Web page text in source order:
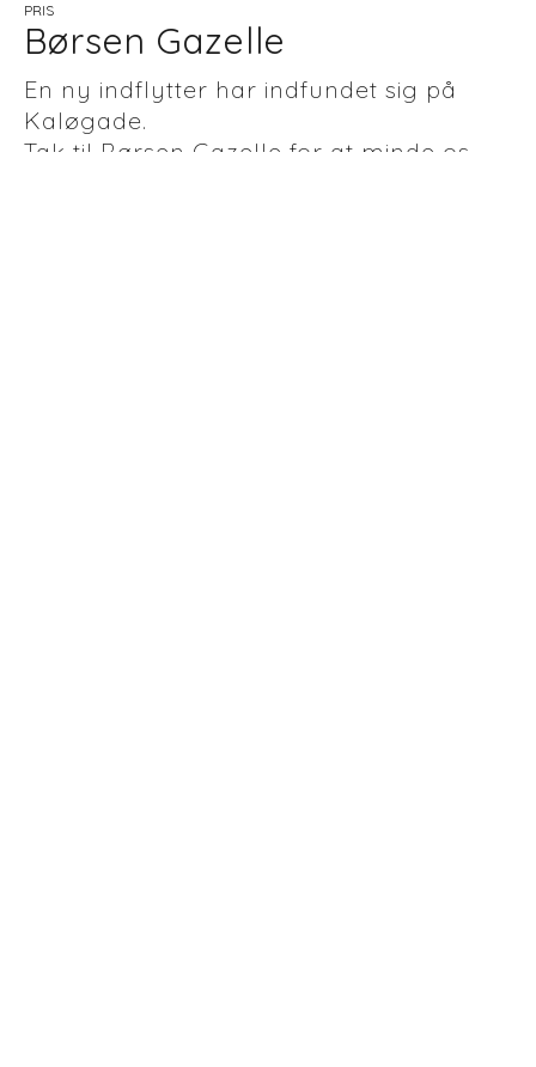
PRIS
Børsen Gazelle
En ny indflytter har indfundet sig på
Kaløgade.
Tak til Børsen Gazelle for at minde os